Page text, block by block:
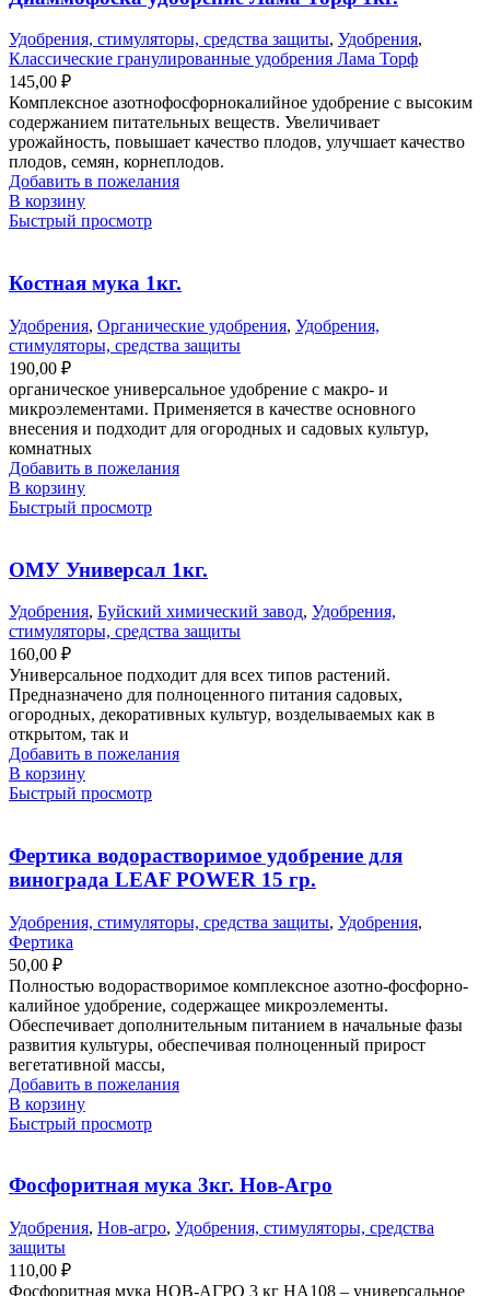
Удобрения, стимуляторы, средства защиты, Удобрения,
Классические гранулированные удобрения Лама Торф
145,00 ₽
Комплексное азотнофосфорнокалийное удобрение с высоким
содержанием питательных веществ. Увеличивает
урожайность, повышает качество плодов, улучшает качество
плодов, семян, корнеплодов.
Добавить в пожелания
В корзину
Быстрый просмотр
Костная мука 1кг.
Удобрения, Органические удобрения, Удобрения,
стимуляторы, средства защиты
190,00 ₽
органическое универсальное удобрение с макро- и
микроэлементами. Применяется в качестве основного
внесения и подходит для огородных и садовых культур,
комнатных
Добавить в пожелания
В корзину
Быстрый просмотр
ОМУ Универсал 1кг.
Удобрения, Буйский химический завод, Удобрения,
стимуляторы, средства защиты
160,00 ₽
Универсальное подходит для всех типов растений.
Предназначено для полноценного питания садовых,
огородных, декоративных культур, возделываемых как в
открытом, так и
Добавить в пожелания
В корзину
Быстрый просмотр
Фертика водорастворимое удобрение для
винограда LEAF POWER 15 гр.
Удобрения, стимуляторы, средства защиты, Удобрения,
Фертика
50,00 ₽
Полностью водорастворимое комплексное азотно-фосфорно-
калийное удобрение, содержащее микроэлементы.
Обеспечивает дополнительным питанием в начальные фазы
развития культуры, обеспечивая полноценный прирост
вегетативной массы,
Добавить в пожелания
В корзину
Быстрый просмотр
Фосфоритная мука 3кг. Нов-Агро
Удобрения, Нов-агро, Удобрения, стимуляторы, средства
защиты
110,00 ₽
Фосфоритная мука НОВ-АГРО 3 кг НА108 – универсальное